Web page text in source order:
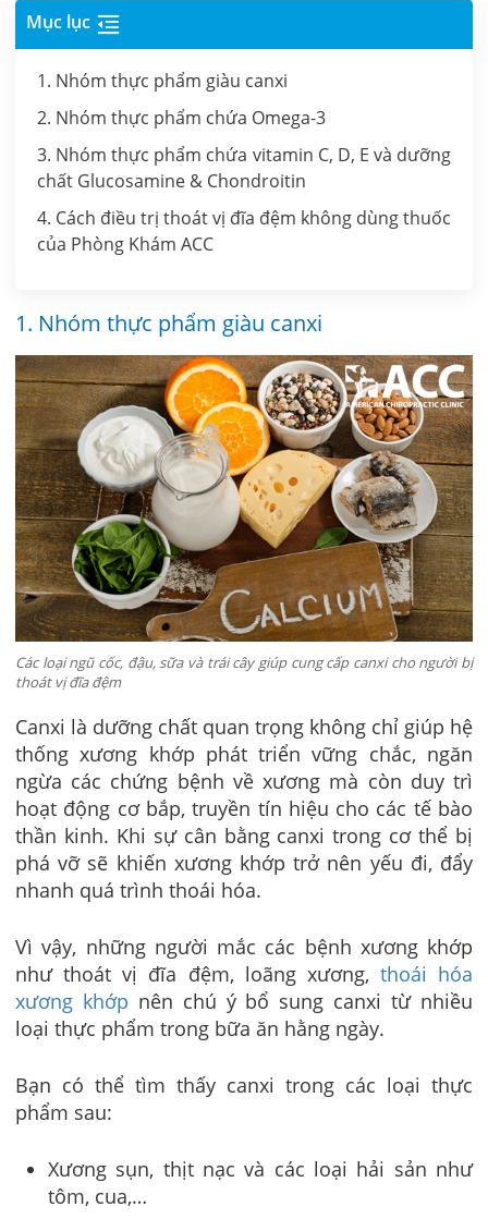
Mục lục
1. Nhóm thực phẩm giàu canxi
2. Nhóm thực phẩm chứa Omega-3
3. Nhóm thực phẩm chứa vitamin C, D, E và dưỡng
chất Glucosamine & Chondroitin
4. Cách điều trị thoát vị đĩa đệm không dùng thuốc
của Phòng Khám ACC
1. Nhóm thực phẩm giàu canxi
Các loại ngũ cốc, đậu, sữa và trái cây giúp cung cấp canxi cho người bị
thoát vị đĩa đệm
Canxi là dưỡng chất quan trọng không chỉ giúp hệ
thống xương khớp phát triển vững chắc, ngăn
ngừa các chứng bệnh về xương mà còn duy trì
hoạt động cơ bắp, truyền tín hiệu cho các tế bào
thần kinh. Khi sự cân bằng canxi trong cơ thể bị
phá vỡ sẽ khiến xương khớp trở nên yếu đi, đẩy
nhanh quá trình thoái hóa.
Vì vậy, những người mắc các bệnh xương khớp
như thoát vị đĩa đệm, loãng xương, thoái hóa
xương khớp nên chú ý bổ sung canxi từ nhiều
loại thực phẩm trong bữa ăn hằng ngày.
Bạn có thể tìm thấy canxi trong các loại thực
phẩm sau:
Xương sụn, thịt nạc và các loại hải sản như
tôm, cua,…